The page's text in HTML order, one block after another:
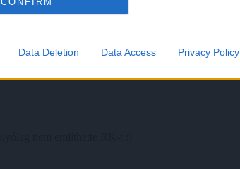
Data Deletion Data Access Privacy Policy